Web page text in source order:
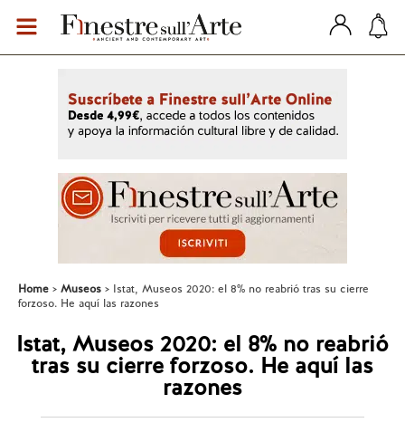
Home Museos
Istat, Museos 2020: el 8% no reabrió tras su cierre
forzoso. He aquí las razones
Istat, Museos 2020: el 8% no reabrió
tras su cierre forzoso. He aquí las
razones